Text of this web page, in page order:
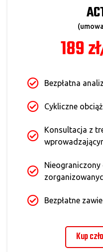
189
Bezpłatna
Cykliczne
Konsultacja z
Bezpłatne
Kup